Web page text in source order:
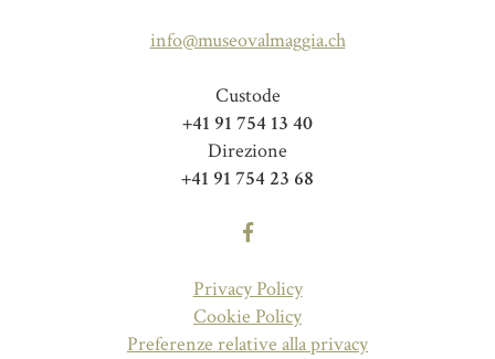
info@museovalmaggia.ch
Custode
+41 91 754 13 40
Direzione
+41 91 754 23 68
Privacy Policy
Cookie Policy
Preferenze relative alla privacy